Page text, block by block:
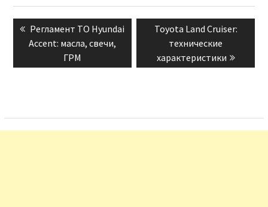
Навигация
по
записям
Previous
post:
Регламент ТО Hyundai
Accent: масла, свечи,
ГРМ
Next
post:
Toyota Land Cruiser:
технические
характеристики